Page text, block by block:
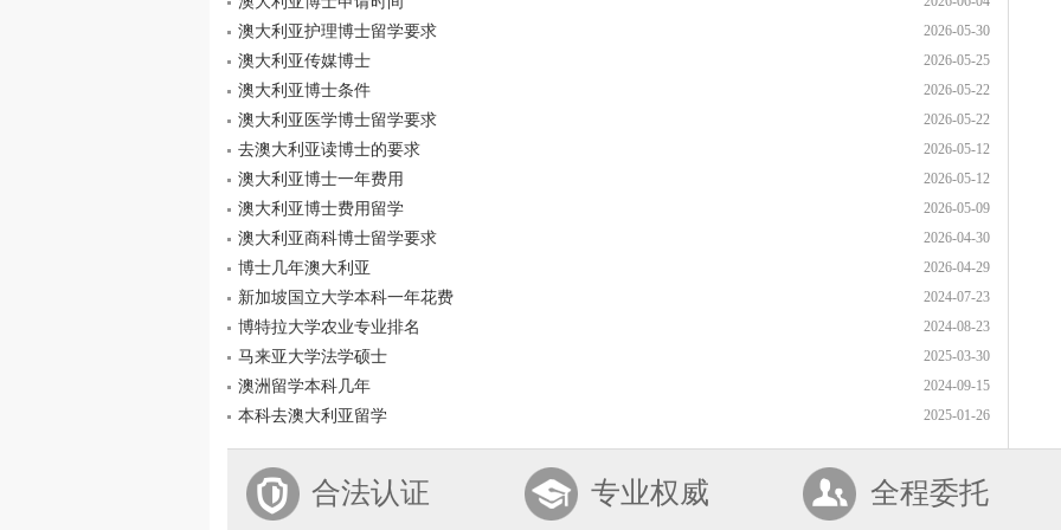
2026-05-30
澳大利亚护理博士留学要求
2026-05-25
澳大利亚传媒博士
2026-05-22
澳大利亚博士条件
2026-05-22
澳大利亚医学博士留学要求
2026-05-12
去澳大利亚读博士的要求
2026-05-12
澳大利亚博士一年费用
2026-05-09
澳大利亚博士费用留学
2026-04-30
澳大利亚商科博士留学要求
2026-04-29
博士几年澳大利亚
2024-07-23
新加坡国立大学本科一年花费
2024-08-23
博特拉大学农业专业排名
2025-03-30
马来亚大学法学硕士
2024-09-15
澳洲留学本科几年
2025-01-26
本科去澳大利亚留学
合法认证 专业权威 全程委托